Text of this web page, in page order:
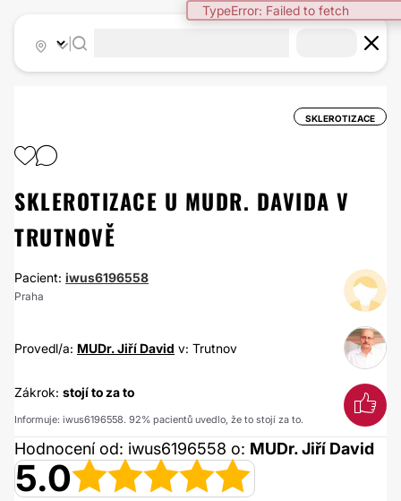
TypeError: Failed to fetch
SKLEROTIZACE
SKLEROTIZACE U MUDR. DAVIDA V
TRUTNOVĚ
Pacient: iwus6196558
Praha
Provedl/a: MUDr. Jiří David v: Trutnov
Zákrok: stojí to za to
Informuje: iwus6196558. 92% pacientů uvedlo, že to stojí za to.
Hodnocení od: iwus6196558 o: MUDr. Jiří David
5.0